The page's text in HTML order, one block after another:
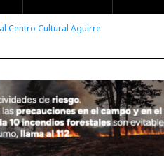
Centro Cultural Aguirre